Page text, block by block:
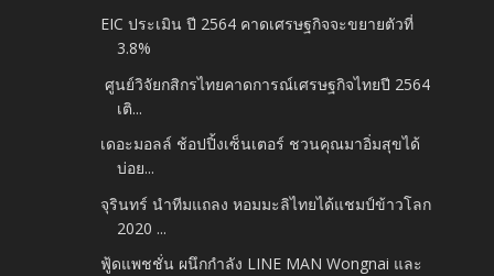
EIC ประเมิน ปี 2564 คาดเศรษฐกิจจะขยายตัวที่
3.8%
​ ศูนย์วิจัยกสิกรไทยคาดการณ์เศรษฐกิจไทยปี 2564
เติ...
เดอะมอลล์ ช้อปปิ้งเซ็นเตอร์ ชวนคุณมาอิ่มสุขได้
บ่อย...
จุรินทร์ นำทีมแถลง หอมมะลิไทยได้แชมป์ข้าวโลก
2020 ...
ฟู้ดแพชชั่น ผนึกกำลัง LINE MAN Wongnai และ